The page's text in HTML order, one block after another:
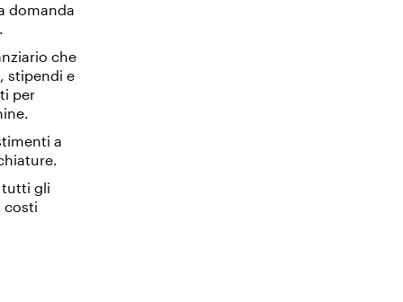
domanda
che
stipendi e
per
a
tutti gli
costi